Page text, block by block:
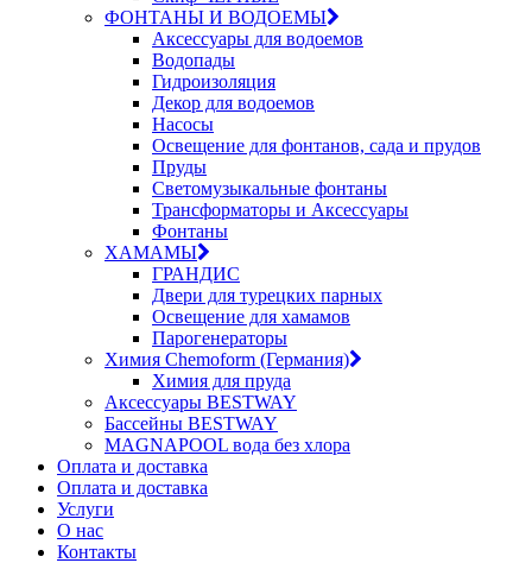
ФОНТАНЫ И ВОДОЕМЫ
Аксессуары для водоемов
Водопады
Гидроизоляция
Декор для водоемов
Насосы
Освещение для фонтанов, сада и прудов
Пруды
Светомузыкальные фонтаны
Трансформаторы и Аксессуары
Фонтаны
ХАМАМЫ
ГРАНДИС
Двери для турецких парных
Освещение для хамамов
Парогенераторы
Химия Chemoform (Германия)
Химия для пруда
Аксессуары BESTWAY
Бассейны BESTWAY
MAGNAPOOL вода без хлора
Оплата и доставка
Оплата и доставка
Услуги
О нас
Контакты